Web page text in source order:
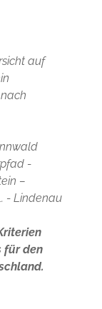
auf
-
–
- Lindenau
für den